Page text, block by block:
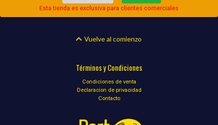
Esta tienda es exclusiva para clientes comerciales
Vuelve al comienzo
Términos y Condiciones
Condiciones de venta
Declaracion de privacidad
Contacto